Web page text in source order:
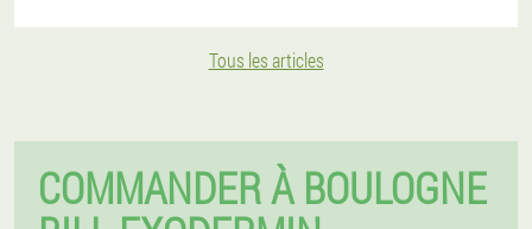
Tous les articles
COMMANDER À BOULOGNE